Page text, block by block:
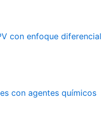
con enfoque